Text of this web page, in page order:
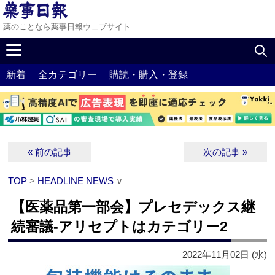
薬のことなら薬事日報ウェブサイト
新着 全カテゴリー 購読・購入・登録
« 前の記事 次の記事 »
TOP > HEADLINE NEWS ∨
【医薬品第一部会】プレセデックス継
続審議‐アリセプトはカテゴリー2
2022年11月02日 (水)